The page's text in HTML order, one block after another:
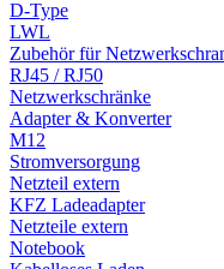
D-Type
LWL
Zubehör für
RJ45 / RJ50
Netzwerkschränke
Adapter & Konverter
M12
Stromversorgung
Netzteil extern
KFZ Ladeadapter
Netzteile extern
Notebook